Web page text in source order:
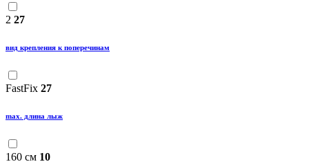
2 27
вид крепления к поперечинам
FastFix 27
max. длина лыж
160 см 10